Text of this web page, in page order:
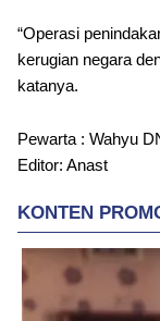
“Operasi
kerugian negara
katanya.
Pewarta : Wahyu
Editor: Anast